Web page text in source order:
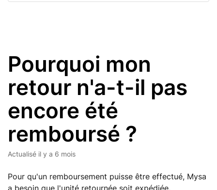
Pourquoi mon
retour n'a-t-il pas
encore été
remboursé ?
Actualisé il y a 6 mois
Pour qu'un remboursement puisse être effectué, Mysa
a besoin que l'unité retournée soit expédiée.